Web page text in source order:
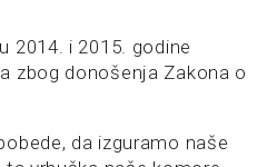
2014. i 2015. godine
zbog donošenja Zakona o
da izguramo naše